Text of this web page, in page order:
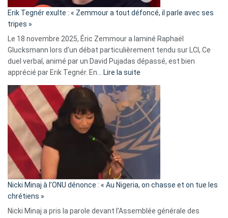
«
C’est
fake
news
»
Erik Tegnér exulte : « Zemmour a tout défoncé, il parle avec ses
tripes »
Le 18 novembre 2025, Éric Zemmour a laminé Raphaël
Glucksmann lors d’un débat particulièrement tendu sur LCI, Ce
duel verbal, animé par un David Pujadas dépassé, est bien
apprécié par Erik Tegnér. En… Lire la suite
Erik
Tegnér
exulte
:
« Zemmour
a
tout
parle
ses
Nicki Minaj à l’ONU dénonce : « Au Nigeria, on chasse et on tue les
chrétiens »
Nicki Minaj a pris la parole devant l’Assemblée générale des